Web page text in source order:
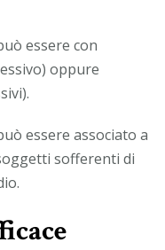
essere con
oppure
essere associato a
sofferenti di